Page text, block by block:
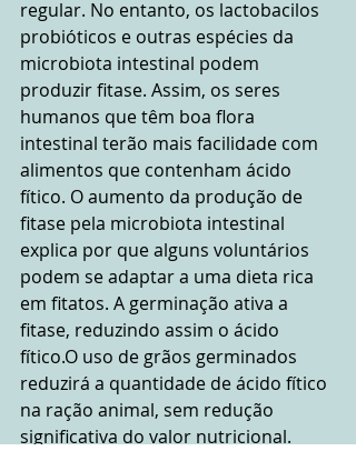
regular. No entanto, os lactobacilos
probióticos e outras espécies da
microbiota intestinal podem
produzir fitase. Assim, os seres
humanos que têm boa flora
intestinal terão mais facilidade com
alimentos que contenham ácido
fítico. O aumento da produção de
fitase pela microbiota intestinal
explica por que alguns voluntários
podem se adaptar a uma dieta rica
em fitatos. A germinação ativa a
fitase, reduzindo assim o ácido
fítico.O uso de grãos germinados
reduzirá a quantidade de ácido fítico
na ração animal, sem redução
significativa do valor nutricional.